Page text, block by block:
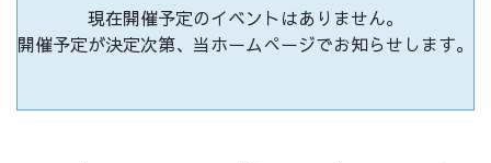
現在開催予定のイベントはありません。
開催予定が決定次第、当ホームぺージでお知らせします。